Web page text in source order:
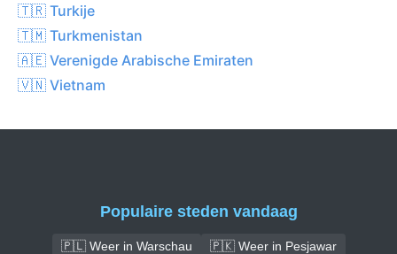
🇹🇷 Turkije
🇹🇲 Turkmenistan
🇦🇪 Verenigde Arabische Emiraten
🇻🇳 Vietnam
Populaire steden vandaag
🇵🇱 Weer in Warschau
🇵🇰 Weer in Pesjawar